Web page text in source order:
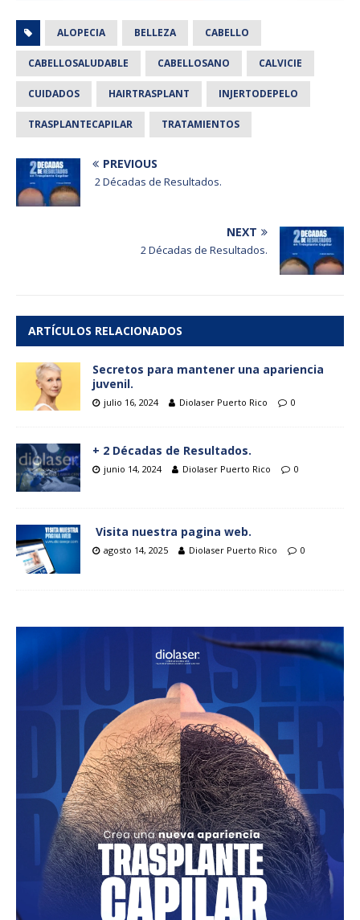
ALOPECIA BELLEZA CABELLO
CABELLOSALUDABLE CABELLOSANO CALVICIE
CUIDADOS HAIRTRASPLANT INJERTODEPELO
TRASPLANTECAPILAR TRATAMIENTOS
PREVIOUS
2 Décadas de Resultados.
NEXT
2 Décadas de Resultados.
ARTÍCULOS RELACIONADOS
Secretos para mantener una apariencia
juvenil.
julio 16, 2024 Diolaser Puerto Rico 0
+ 2 Décadas de Resultados.
junio 14, 2024 Diolaser Puerto Rico 0
Visita nuestra pagina web.
agosto 14, 2025 Diolaser Puerto Rico 0